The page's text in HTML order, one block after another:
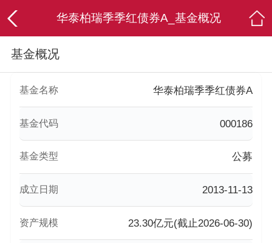
华泰柏瑞季季红债券A_基金概况
基金概况
基金名称 华泰柏瑞季季红债券A
基金代码 000186
基金类型 公募
成立日期 2013-11-13
资产规模 23.30亿元(截止2026-06-30)